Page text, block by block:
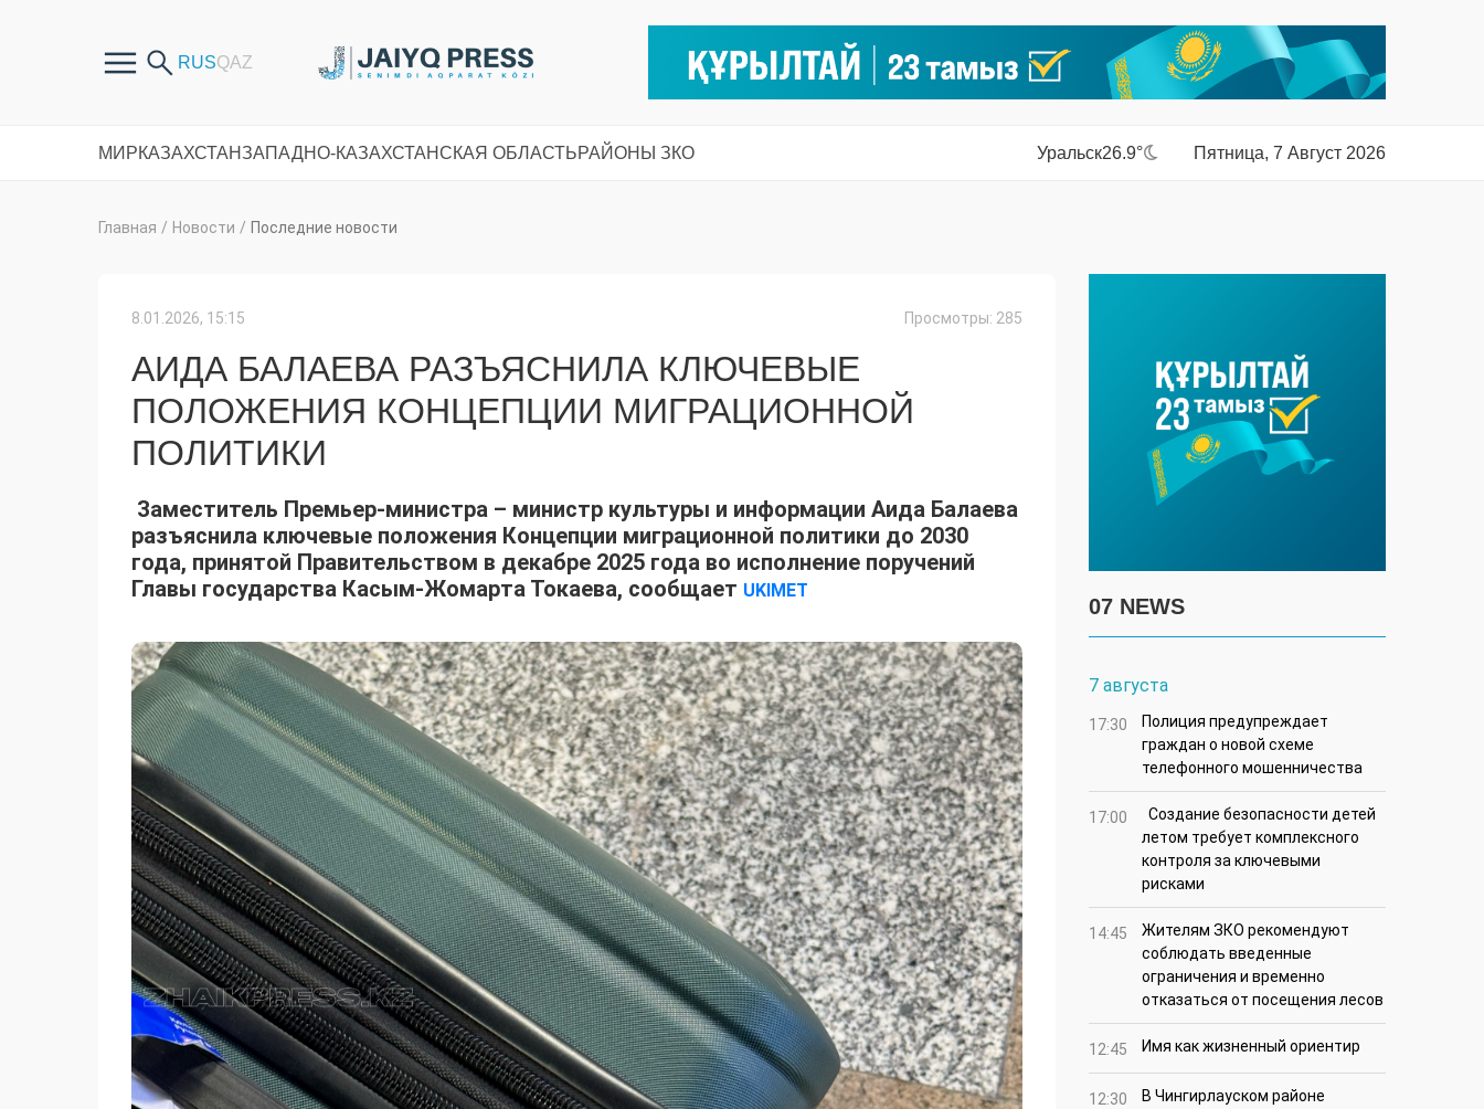
МИРКАЗАХСТАНЗАПАДНО-КАЗАХСТАНСКАЯ ОБЛАСТЬРАЙОНЫ ЗКО Уральск26.9° Пятница, 7 Август 2026
Главная / Новости / Последние новости
8.01.2026, 15:15 Просмотры: 285
АИДА БАЛАЕВА РАЗЪЯСНИЛА КЛЮЧЕВЫЕ
ПОЛОЖЕНИЯ КОНЦЕПЦИИ МИГРАЦИОННОЙ
ПОЛИТИКИ
Заместитель Премьер-министра – министр культуры и информации Аида Балаева
разъяснила ключевые положения Концепции миграционной политики до 2030
года, принятой Правительством в декабре 2025 года во исполнение поручений
Главы государства Касым-Жомарта Токаева, сообщает UKIMET
07 NEWS
7 августа
17:30
Полиция предупреждает
граждан о новой схеме
телефонного мошенничества
17:00
Создание безопасности детей
летом требует комплексного
контроля за ключевыми
рисками
14:45
Жителям ЗКО рекомендуют
соблюдать введенные
ограничения и временно
отказаться от посещения лесов
12:45 Имя как жизненный ориентир
12:30
В Чингирлауском районе